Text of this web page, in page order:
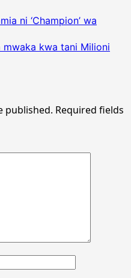
ni ‘Champion’ wa
mwaka kwa tani Milioni
published. Required fields